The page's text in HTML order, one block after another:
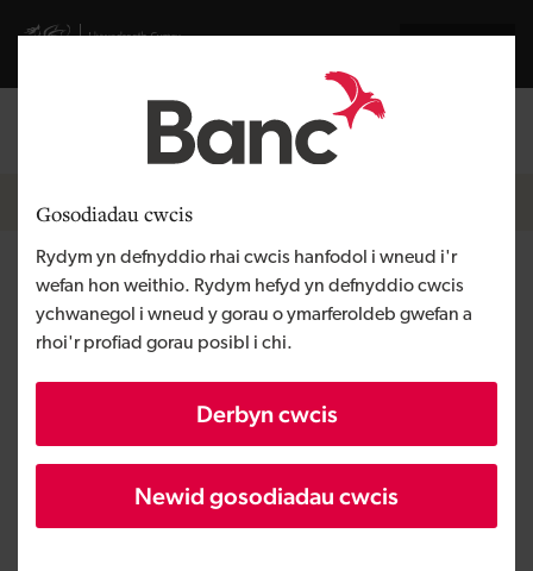
Gosodiadau cwcis
Rydym yn defnyddio rhai cwcis hanfodol i wneud i'r
wefan hon weithio. Rydym hefyd yn defnyddio cwcis
ychwanegol i wneud y gorau o ymarferoldeb gwefan a
rhoi'r profiad gorau posibl i chi.
Derbyn cwcis
Newid gosodiadau cwcis
Visit gov.wales website
Mewngofnodi
Breadcrumb
Hafan
Lewis Homes
Rhanbarth De Cymru
Eiddo datblygu
Maint BBaCh
Dros £1 miliwn